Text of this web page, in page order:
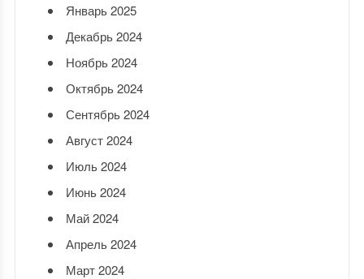
Январь 2025
Декабрь 2024
Ноябрь 2024
Октябрь 2024
Сентябрь 2024
Август 2024
Июль 2024
Июнь 2024
Май 2024
Апрель 2024
Март 2024